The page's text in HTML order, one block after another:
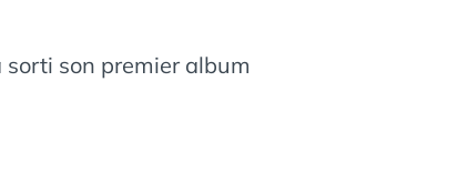
sorti son premier album